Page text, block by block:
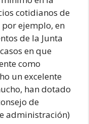
cotidianos de
por ejemplo, en
de la Junta
en que
como
un excelente
han dotado
de
administración)